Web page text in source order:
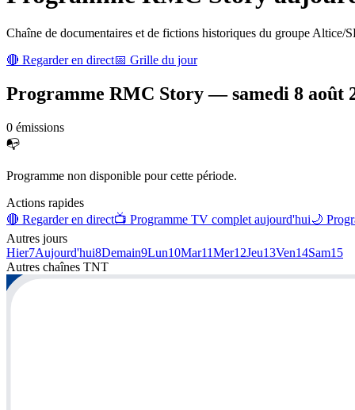
Chaîne de documentaires et de fictions historiques du groupe Altice/
🔴 Regarder en direct📅 Grille du jour
Programme RMC Story—samedi 8 août
0 émissions
📭
Programme non disponible pour cette période.
Actions rapides
🔴 Regarder en direct📺 Programme TV complet aujourd'hui🌙
Autres jours
Hier7Aujourd'hui8Demain9Lun10Mar11Mer12Jeu13Ven14Sam15
Autres chaînes TNT